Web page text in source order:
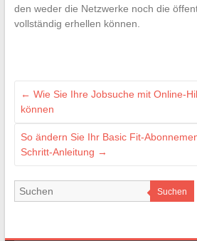
den weder die Netzwerke noch die
vollständig erhellen können.
← Wie Sie Ihre Jobsuche mit Online-
können
So ändern Sie Ihr Basic Fit-
Schritt-Anleitung →
Suchen